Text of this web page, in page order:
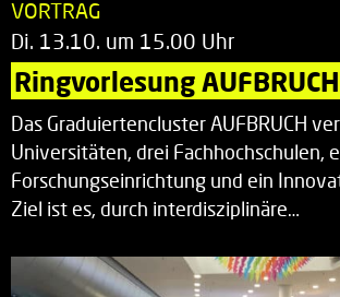
VORTRAG
Di. 13.10. um 15.00 Uhr
Ringvorlesung AUFBRUCH
Das Graduiertencluster AUFBRUCH
Universitäten, drei Fachhochschulen,
Forschungseinrichtung und ein
Ziel ist es, durch interdisziplinäre…